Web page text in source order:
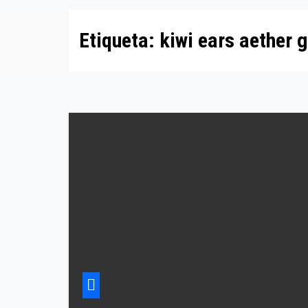
Etiqueta: kiwi ears aether